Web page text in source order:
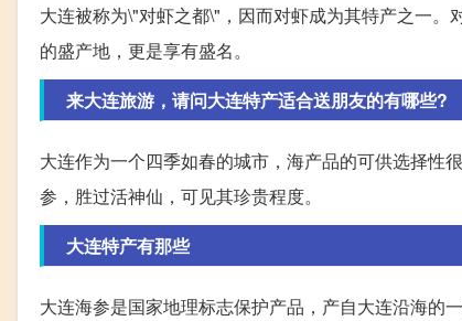
大连被称为\"对虾之都\"，因而对虾成为其特产之一
的盛产地，更是享有盛名。
来大连旅游，请问大连特产适合送朋友的有哪些?
大连作为一个四季如春的城市，海产品的可供选择性
参，胜过活神仙，可见其珍贵程度。
大连特产有那些
大连海参是国家地理标志保护产品，产自大连沿海的